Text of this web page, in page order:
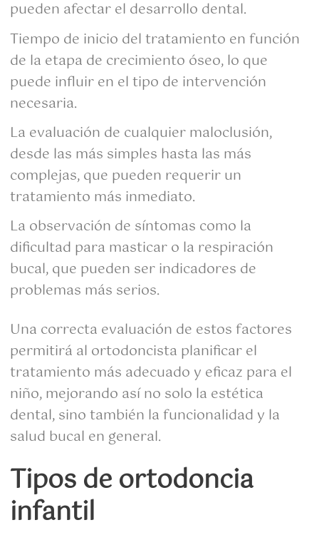
pueden afectar el desarrollo dental.
Tiempo de inicio del tratamiento en función
de la etapa de crecimiento óseo, lo que
puede influir en el tipo de intervención
necesaria.
La evaluación de cualquier maloclusión,
desde las más simples hasta las más
complejas, que pueden requerir un
tratamiento más inmediato.
La observación de síntomas como la
dificultad para masticar o la respiración
bucal, que pueden ser indicadores de
problemas más serios.
Una correcta evaluación de estos factores
permitirá al ortodoncista planificar el
tratamiento más adecuado y eficaz para el
niño, mejorando así no solo la estética
dental, sino también la funcionalidad y la
salud bucal en general.
Tipos de ortodoncia
infantil